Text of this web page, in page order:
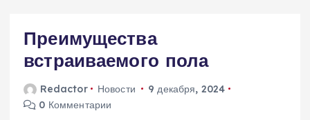
Преимущества
встраиваемого пола
Redactor Новости
9 декабря, 2024
0 Комментарии